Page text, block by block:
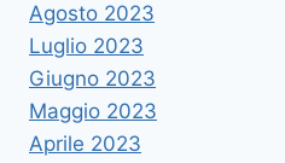
Agosto 2023
Luglio 2023
Giugno 2023
Maggio 2023
Aprile 2023